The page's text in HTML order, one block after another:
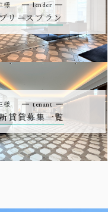
様 tenant
賃貸募集一覧
様 lender
リースプラン